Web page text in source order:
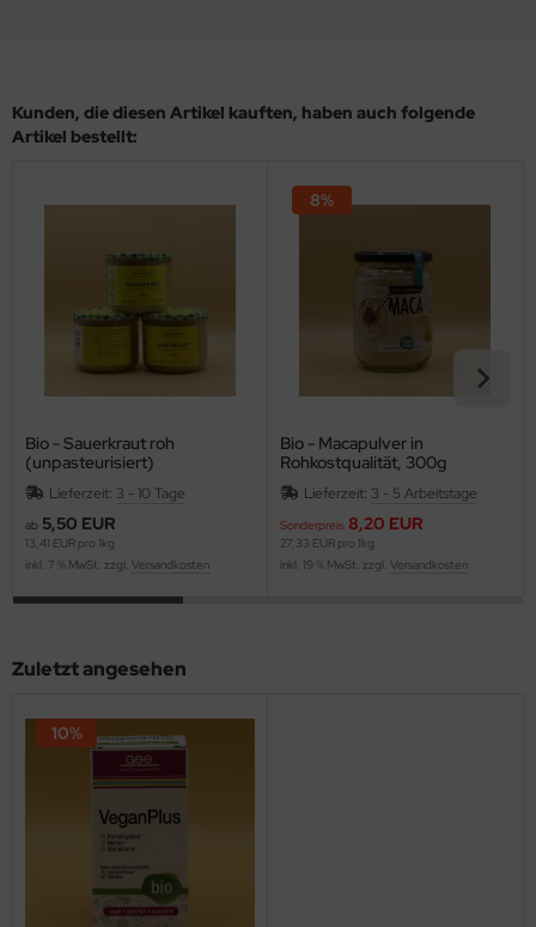
Kunden, die diesen Artikel kauften, haben auch folgende
Artikel bestellt:
Bio - Sauerkraut roh
(unpasteurisiert)
Lieferzeit: 3 - 10 Tage
ab 5,50 EUR
13,41 EUR pro 1kg
inkl. 7 % MwSt. zzgl. Versandkosten
Bio - Macapulver in
Rohkostqualität, 300g
Lieferzeit: 3 - 5 Arbeitstage
Sonderpreis 8,20 EUR
8%
27,33 EUR pro 1kg
inkl. 19 % MwSt. zzgl. Versandkosten
Zuletzt angesehen
10%